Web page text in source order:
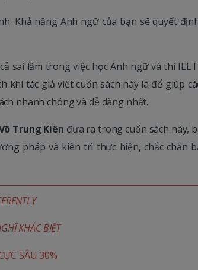
Khả năng Anh ngữ của bạn sẽ quyết
sai lầm trong việc học Anh ngữ và thi
khi tác giả viết cuốn sách này là để giúp
nhanh chóng và dễ dàng nhất.
Trung Kiên đưa ra trong cuốn sách này,
pháp và kiên trì thực hiện, chắc chắn
KHÁC BIỆT
SÂU 30%